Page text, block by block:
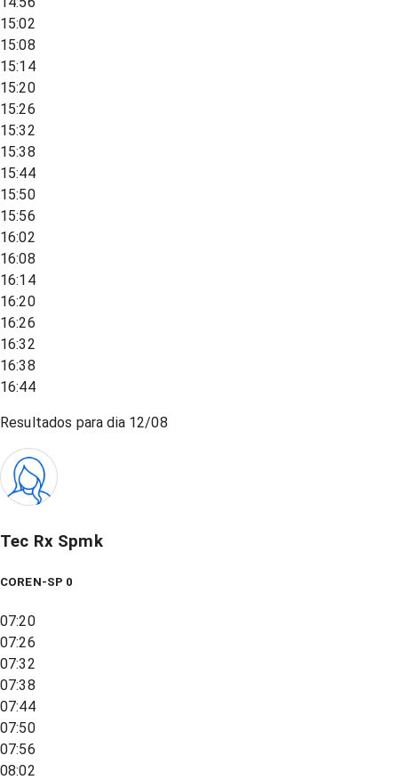
15:02
15:08
15:14
15:20
15:26
15:32
15:38
15:44
15:50
15:56
16:02
16:08
16:14
16:20
16:26
16:32
16:38
16:44
Resultados para dia 12/08
Tec Rx Spmk
COREN-SP 0
07:20
07:26
07:32
07:38
07:44
07:50
07:56
08:02